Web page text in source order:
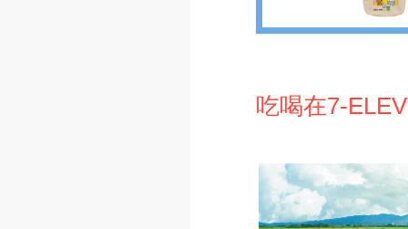
吃喝在7-